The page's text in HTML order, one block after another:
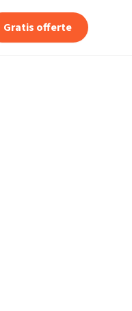
Gratis offerte